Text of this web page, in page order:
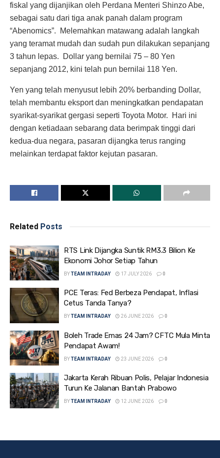
fiskal yang dijanjikan oleh Perdana Menteri Shinzo Abe,
sebagai satu dari tiga anak panah dalam program
“Abenomics”. Melemahkan matawang adalah langkah
yang teramat mudah dan sudah pun dilakukan sepanjang
3 tahun lepas. Dollar yang bernilai 75 – 80 Yen
sepanjang 2012, kini telah pun bernilai 118 Yen.
Yen yang telah menyusut lebih 20% berbanding Dollar,
telah membantu eksport dan meningkatkan pendapatan
syarikat-syarikat gergasi seperti Toyota Motor. Hari ini
dengan ketiadaan sebarang data berimpak tinggi dari
kedua-dua negara, pasaran dijangka terus ranging
melainkan terdapat faktor kejutan pasaran.
Related Posts
RTS Link Dijangka Suntik RM3.3 Bilion Ke
Ekonomi Johor Setiap Tahun
BYTEAM INTRADAY 17 JULY 2026 0
PCE Teras: Fed Berbeza Pendapat, Inflasi
Cetus Tanda Tanya?
BYTEAM INTRADAY 26 JUNE 2026 0
Boleh Trade Emas 24 Jam? CFTC Mula Minta
Pendapat Awam!
BYTEAM INTRADAY 23 JUNE 2026 0
Jakarta Kerah Ribuan Polis, Pelajar Indonesia
Turun Ke Jalanan Bantah Prabowo
BYTEAM INTRADAY 12 JUNE 2026 0